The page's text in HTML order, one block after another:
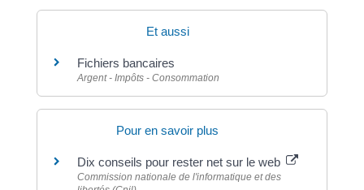
Et aussi
Fichiers bancaires
Argent - Impôts - Consommation
Pour en savoir plus
Dix conseils pour rester net sur le web
Commission nationale de l'informatique et des